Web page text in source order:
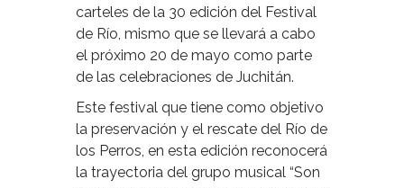
carteles de la 30 edición del Festival
de Río, mismo que se llevará a cabo
el próximo 20 de mayo como parte
de las celebraciones de Juchitán.
Este festival que tiene como objetivo
la preservación y el rescate del Río de
los Perros, en esta edición reconocerá
la trayectoria del grupo musical “Son